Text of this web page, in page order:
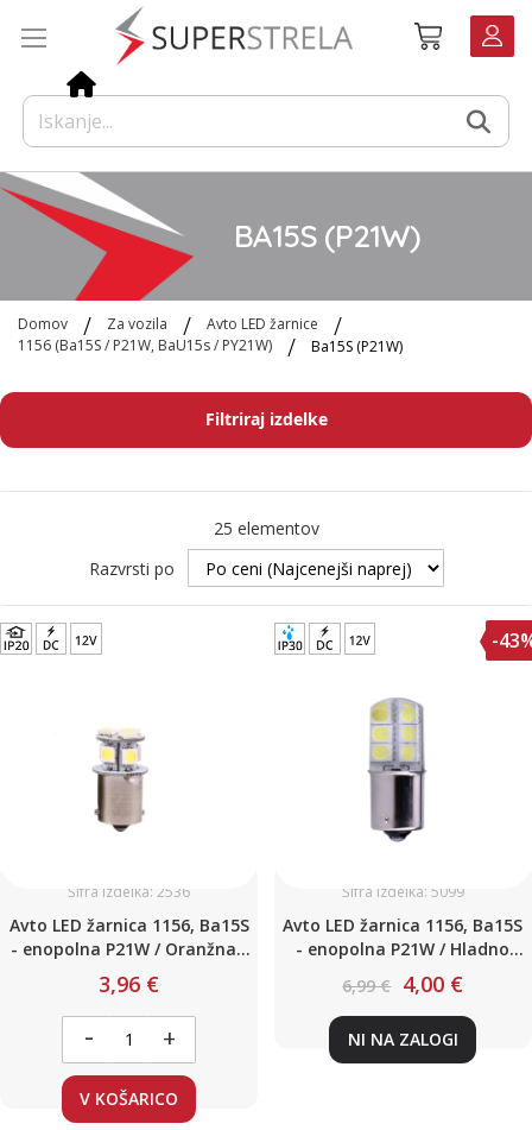
Košarica
BA15S (P21W)
Domov Za vozila
Avto LED žarnice
1156 (Ba15S / P21W, BaU15s / PY21W)
Ba15S (P21W)
Filtriraj izdelke
25 elementov
Razvrsti po
Šifra izdelka: 2536
Avto LED žarnica 1156, Ba15S
- enopolna P21W / Oranžna /
8 LED / 1,9W / 12V
3,96 €
- +
V KOŠARICO
-
Šifra izdelka: 5099
Avto LED žarnica 1156, Ba15S
- enopolna P21W / Hladno
bela / 12 LED / 2,6W / 12V
6,99 € 4,00 €
NI NA ZALOGI